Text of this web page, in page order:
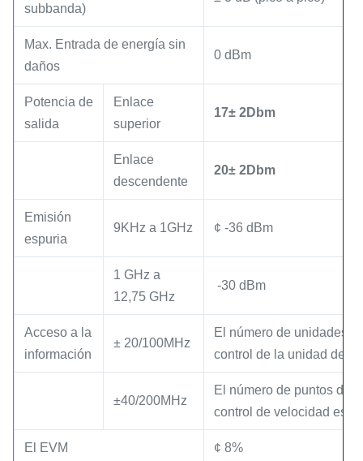
subbanda)
Max. Entrada de energía sin
daños
0 dBm
Potencia de
salida
Enlace
superior
17± 2Dbm
Enlace
descendente
20± 2Dbm
Emisión
espuria
9KHz a 1GHz ¢ -36 dBm
1 GHz a
12,75 GHz
️ -30 dBm
Acceso a la
información
± 20/100MHz
El número de unidades
control de la unidad de
±40/200MHz
El número de puntos de
control de velocidad es
El EVM ¢ 8%